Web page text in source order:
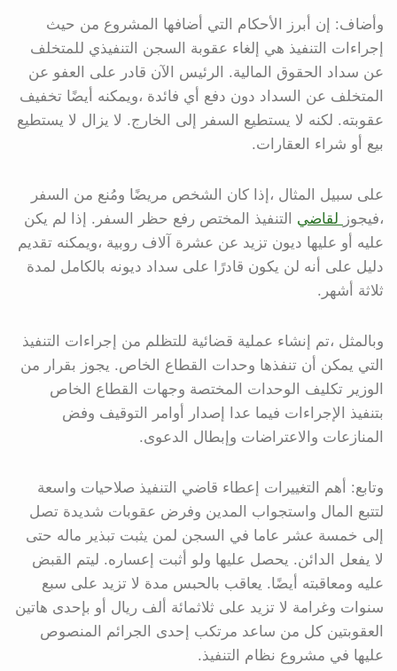
وأضاف: إن أبرز الأحكام التي أضافها المشروع من حيث
إجراءات التنفيذ هي إلغاء عقوبة السجن التنفيذي للمتخلف
عن سداد الحقوق المالية. الرئيس الآن قادر على العفو عن
المتخلف عن السداد دون دفع أي فائدة ،ويمكنه أيضًا تخفيف
عقوبته. لكنه لا يستطيع السفر إلى الخارج. لا يزال لا يستطيع
بيع أو شراء العقارات.
على سبيل المثال ،إذا كان الشخص مريضًا ومُنع من السفر
،فيجوز لقاضي التنفيذ المختص رفع حظر السفر. إذا لم يكن
عليه أو عليها ديون تزيد عن عشرة آلاف روبية ،ويمكنه تقديم
دليل على أنه لن يكون قادرًا على سداد ديونه بالكامل لمدة
ثلاثة أشهر.
وبالمثل ،تم إنشاء عملية قضائية للتظلم من إجراءات التنفيذ
التي يمكن أن تنفذها وحدات القطاع الخاص. يجوز بقرار من
الوزير تكليف الوحدات المختصة وجهات القطاع الخاص
بتنفيذ الإجراءات فيما عدا إصدار أوامر التوقيف وفض
المنازعات والاعتراضات وإبطال الدعوى.
وتابع: أهم التغييرات إعطاء قاضي التنفيذ صلاحيات واسعة
لتتبع المال واستجواب المدين وفرض عقوبات شديدة تصل
إلى خمسة عشر عاما في السجن لمن يثبت تبذير ماله حتى
لا يفعل الدائن. يحصل عليها ولو أثبت إعساره. ليتم القبض
عليه ومعاقبته أيضًا. يعاقب بالحبس مدة لا تزيد على سبع
سنوات وغرامة لا تزيد على ثلاثمائة ألف ريال أو بإحدى هاتين
العقوبتين كل من ساعد مرتكب إحدى الجرائم المنصوص
عليها في مشروع نظام التنفيذ.